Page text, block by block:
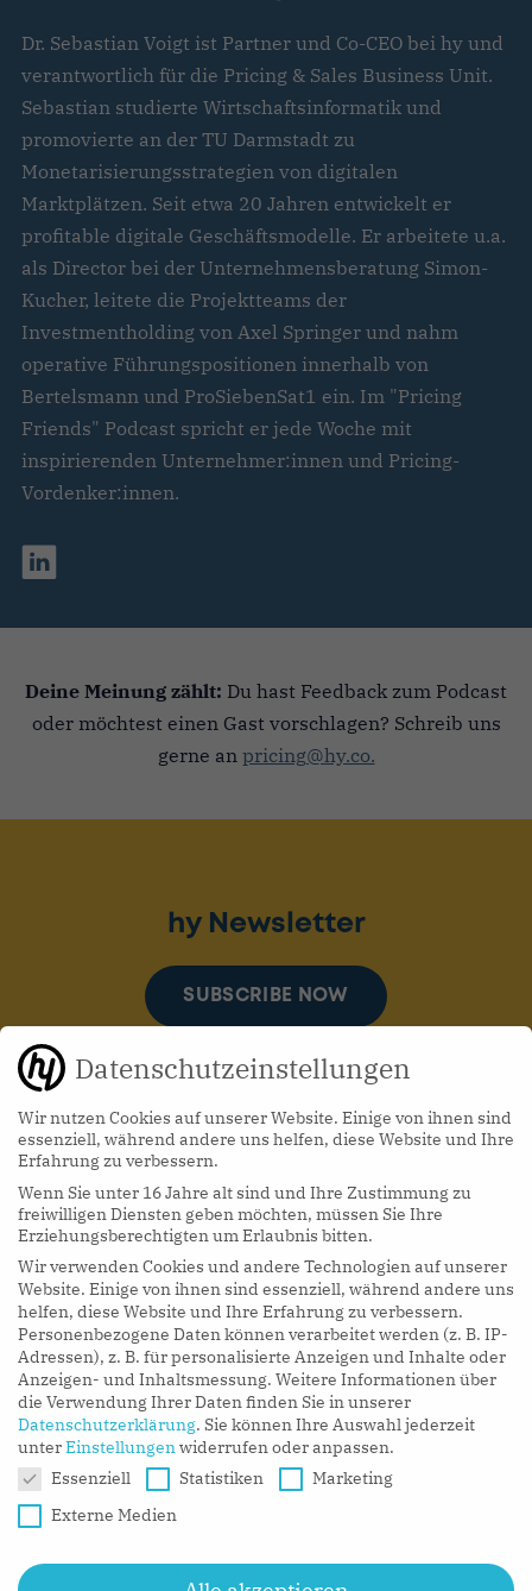
Dr. Sebastian Voigt ist Partner und Co-CEO bei hy und
verantwortlich für die Pricing & Sales Business Unit.
Sebastian studierte Wirtschaftsinformatik und
promovierte an der TU Darmstadt zu
Monetarisierungsstrategien von digitalen
Marktplätzen. Seit etwa 20 Jahren entwickelt er
profitable digitale Geschäftsmodelle. Er arbeitete u.a.
als Director bei der Unternehmensberatung Simon-
Kucher, leitete die Projektteams der
Investmentholding von Axel Springer und nahm
operative Führungspositionen innerhalb von
Bertelsmann und ProSiebenSat1 ein. Im "Pricing
Friends" Podcast spricht er jede Woche mit
inspirierenden Unternehmer:innen und Pricing-
Vordenker:innen.
Deine Meinung zählt: Du hast Feedback zum Podcast
oder möchtest einen Gast vorschlagen? Schreib uns
gerne an pricing@hy.co.
hy Podcasts
LISTEN NOW
hy Newsletter
SUBSCRIBE NOW
Datenschutzeinstellungen
Wir nutzen Cookies auf unserer Website. Einige von ihnen sind
essenziell, während andere uns helfen, diese Website und Ihre
Erfahrung zu verbessern.
Wenn Sie unter 16 Jahre alt sind und Ihre Zustimmung zu
freiwilligen Diensten geben möchten, müssen Sie Ihre
Erziehungsberechtigten um Erlaubnis bitten.
Wir verwenden Cookies und andere Technologien auf unserer
Website. Einige von ihnen sind essenziell, während andere uns
helfen, diese Website und Ihre Erfahrung zu verbessern.
Personenbezogene Daten können verarbeitet werden (z. B. IP-
Adressen), z. B. für personalisierte Anzeigen und Inhalte oder
Anzeigen- und Inhaltsmessung. Weitere Informationen über
die Verwendung Ihrer Daten finden Sie in unserer
Datenschutzerklärung. Sie können Ihre Auswahl jederzeit
unterEinstellungenwiderrufen oder anpassen.
Datenschutzeinstellungen
Essenziell Statistiken
Marketing
Externe Medien